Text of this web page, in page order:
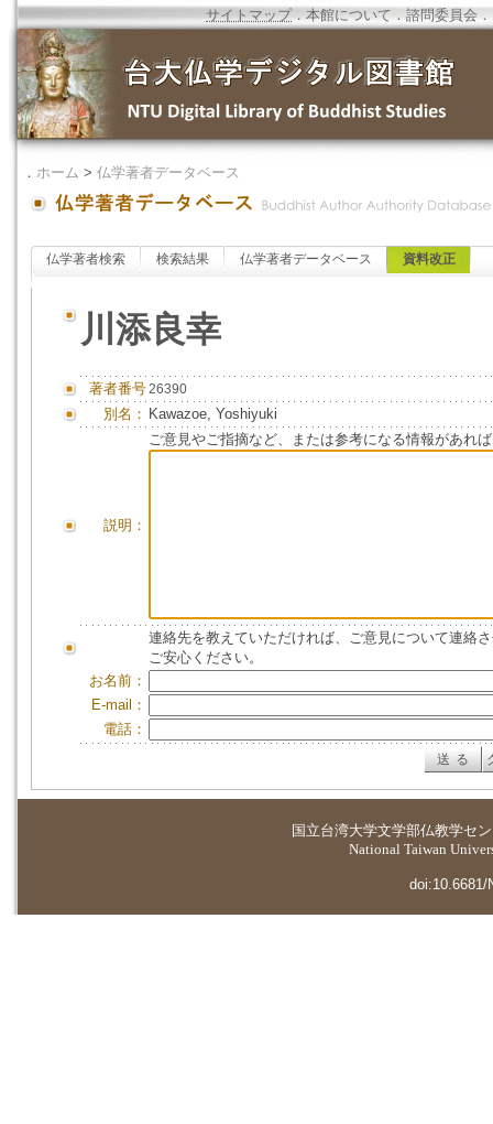
サイトマップ．本館について ．諮問委員会 ．
． ホーム > 仏学著者データベース
仏学著者検索 検索結果 仏学著者データベース 資料改正
川添良幸
著者番号26390
別名： Kawazoe, Yoshiyuki
説明：
ご意見やご指摘など、または参考になる情報があれ
連絡先を教えていただければ、ご意見について連絡
ご安心ください。
お名前：
E-mail：
電話：
国立台湾大学文学部仏教学セ
National Taiwan
doi:10.6681/